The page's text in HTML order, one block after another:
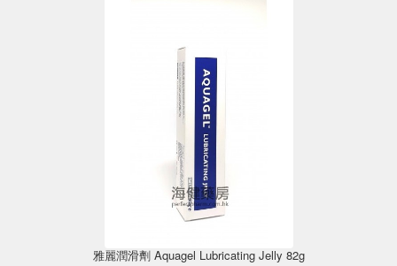
雅麗潤滑劑 Aquagel Lubricating Jelly 82g